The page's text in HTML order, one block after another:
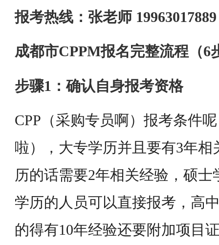
报考热线：张老师
成都市CPPM报名完整流程（6
步骤1：确认自身报考资格
CPP（采购专员啊）报考条件
啦），大专学历并且要有3年
历的话需要2年相关经验，硕
学历的人员可以直接报考，高
的得有10年经验还要附加项目